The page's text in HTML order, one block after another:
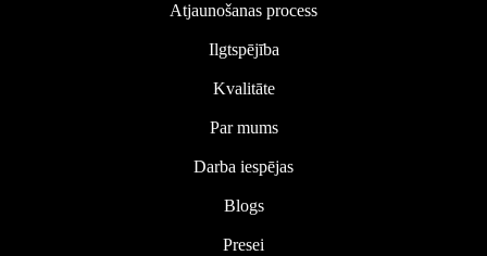
Atjaunošanas process
Ilgtspējība
Kvalitāte
Par mums
Darba iespējas
Blogs
Presei